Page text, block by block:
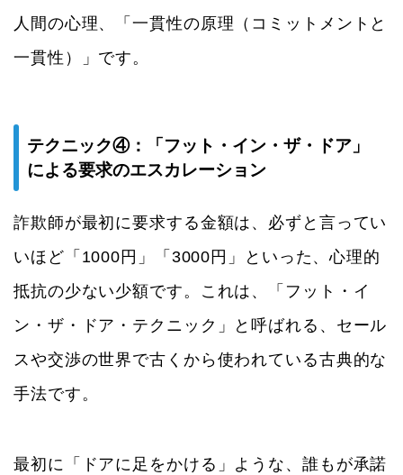
人間の心理、「一貫性の原理（コミットメントと
一貫性）」です。
テクニック④：「フット・イン・ザ・ドア」
による要求のエスカレーション
詐欺師が最初に要求する金額は、必ずと言ってい
いほど「1000円」「3000円」といった、心理的
抵抗の少ない少額です。これは、「フット・イ
ン・ザ・ドア・テクニック」と呼ばれる、セール
スや交渉の世界で古くから使われている古典的な
手法です。
最初に「ドアに足をかける」ような、誰もが承諾